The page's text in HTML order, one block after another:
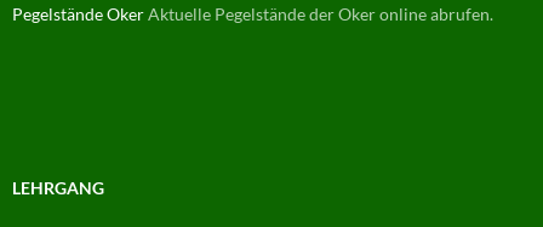
Pegelstände OkerAktuelle Pegelstände der Oker online abrufen.
LEHRGANG